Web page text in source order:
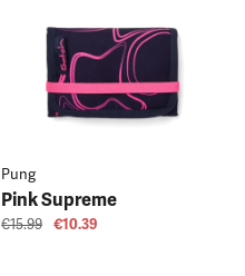
Pung
Pink Supreme
€15.99 €10.39